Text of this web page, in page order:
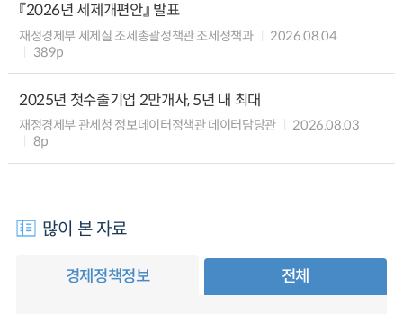
『2026년 세제개편안』 발표
재정경제부 세제실 조세총괄정책관 조세정책과
2026.08.04
389p
2025년 첫수출기업 2만개사, 5년 내 최대
재정경제부 관세청 정보데이터정책관 데이터담당관
2026.08.03
8p
많이 본 자료
경제정책정보 전체